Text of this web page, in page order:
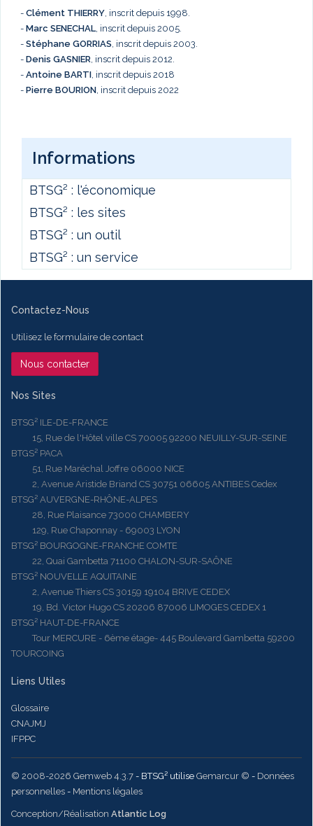
- Clément THIERRY, inscrit depuis 1998.
- Marc SENECHAL, inscrit depuis 2005.
- Stéphane GORRIAS, inscrit depuis 2003.
- Denis GASNIER, inscrit depuis 2012.
- Antoine BARTI, inscrit depuis 2018
- Pierre BOURION, inscrit depuis 2022
Informations
BTSG² : l'économique
BTSG² : les sites
BTSG² : un outil
BTSG² : un service
Contactez-Nous
Utilisez le formulaire de contact
Nous contacter
Nos Sites
BTSG² ILE-DE-FRANCE
15, Rue de l'Hôtel ville CS 70005 92200 NEUILLY-SUR-SEINE
BTGS² PACA
51, Rue Maréchal Joffre 06000 NICE
2, Avenue Aristide Briand CS 30751 06605 ANTIBES Cedex
BTSG² AUVERGNE-RHÔNE-ALPES
28, Rue Plaisance 73000 CHAMBERY
129, Rue Chaponnay - 69003 LYON
BTSG² BOURGOGNE-FRANCHE COMTE
22, Quai Gambetta 71100 CHALON-SUR-SAÔNE
BTSG² NOUVELLE AQUITAINE
2, Avenue Thiers CS 30159 19104 BRIVE CEDEX
19, Bd. Victor Hugo CS 20206 87006 LIMOGES CEDEX 1
BTSG² HAUT-DE-FRANCE
Tour MERCURE - 6ème étage- 445 Boulevard Gambetta 59200
TOURCOING
Liens Utiles
Glossaire
CNAJMJ
IFPPC
© 2008-2026 Gemweb 4.3.7 - BTSG² utilise Gemarcur © - Données
personnelles - Mentions légales
Conception/Réalisation Atlantic Log